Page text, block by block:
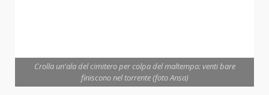
Crolla un'ala del cimitero per colpa del maltempo: venti bare
finiscono nel torrente (foto Ansa)